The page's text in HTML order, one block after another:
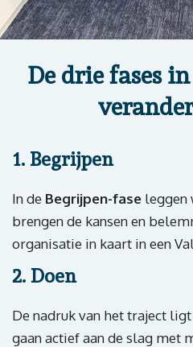
De drie fases
1. Begrijpen
In de Begrijpen-fase leggen
brengen de kansen en
organisatie in kaart in een
2. Doen
De nadruk van het traject
gaan actief aan de slag met